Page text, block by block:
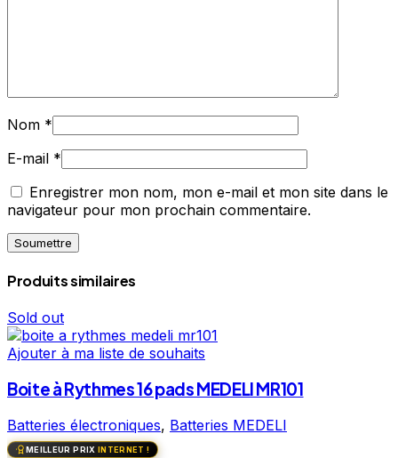
Nom *
E-mail *
Enregistrer mon nom, mon e-mail et mon site dans le
navigateur pour mon prochain commentaire.
Produits similaires
Sold out
Ajouter à ma liste de souhaits
Boite à Rythmes 16 pads MEDELI MR101
Batteries électroniques, Batteries MEDELI
MEILLEUR PRIX INTERNET !